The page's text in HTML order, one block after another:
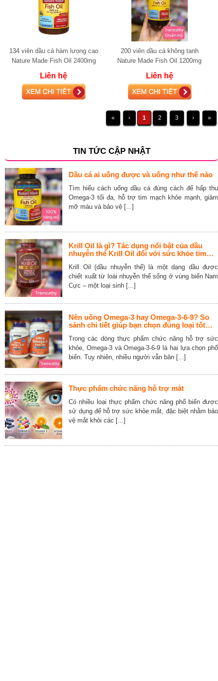
134 viên dầu cá hàm lưọng cao
Nature Made Fish Oil 2400mg
(720mg Omega-3)
Liên hệ
200 viên dầu cá không tanh
Nature Made Fish Oil 1200mg
(360mg Omega-3)
Liên hệ
« ‹ 1 2 3 › »
TIN TỨC CẬP NHẬT
Dầu cá ai uống được và uống như thế nào
Tìm hiểu cách uống dầu cá đúng cách để hấp thu
Omega-3 tối đa, hỗ trợ tim mạch khỏe mạnh, giảm
mỡ máu và bảo vệ [...]
Krill Oil là gì? Tác dụng nổi bật của dầu
nhuyễn thể Krill Oil đối với sức khỏe tim
Krill Oil (dầu nhuyễn thể) là một dạng dầu được
chiết xuất từ loài nhuyễn thể sống ở vùng biển Nam
Cực – một loại sinh [...]
Nên uống Omega-3 hay Omega-3-6-9? So
sánh chi tiết giúp bạn chọn đúng loại tốt
Trong các dòng thực phẩm chức năng hỗ trợ sức
khỏe, Omega-3 và Omega-3-6-9 là hai lựa chọn phổ
biến. Tuy nhiên, nhiều người vẫn băn [...]
Thực phẩm chức năng hỗ trợ mắt
Có nhiều loại thực phẩm chức năng phổ biến được
sử dụng để hỗ trợ sức khỏe mắt, đặc biệt nhằm bảo
vệ mắt khỏi các [...]